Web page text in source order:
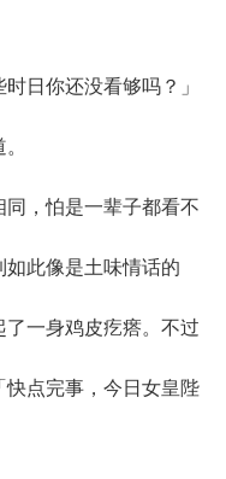
日你还没看够吗？」
，怕是一辈子都看不
此像是土味情话的
一身鸡皮疙瘩。不过
点完事，今日女皇陛